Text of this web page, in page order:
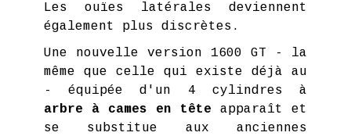
Les ouïes latérales deviennent
également plus discrètes.
Une nouvelle version 1600 GT - la
même que celle qui existe déjà au
- équipée d'un 4 cylindres à
arbre à cames en tête apparaît et
se substitue aux anciennes